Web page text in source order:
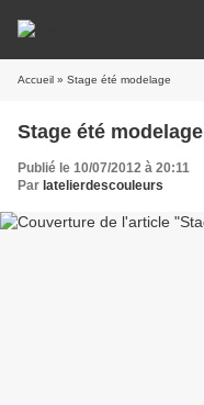
Accueil » Stage été modelage
Stage été modelage
Publié le 10/07/2012 à 20:11
Par latelierdescouleurs